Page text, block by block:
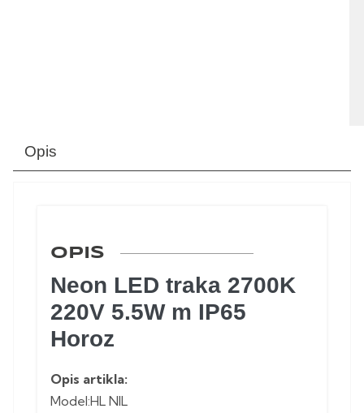
Opis
OPIS
Neon LED traka 2700K
220V 5.5W m IP65
Horoz
Opis artikla:
Model:HL NIL